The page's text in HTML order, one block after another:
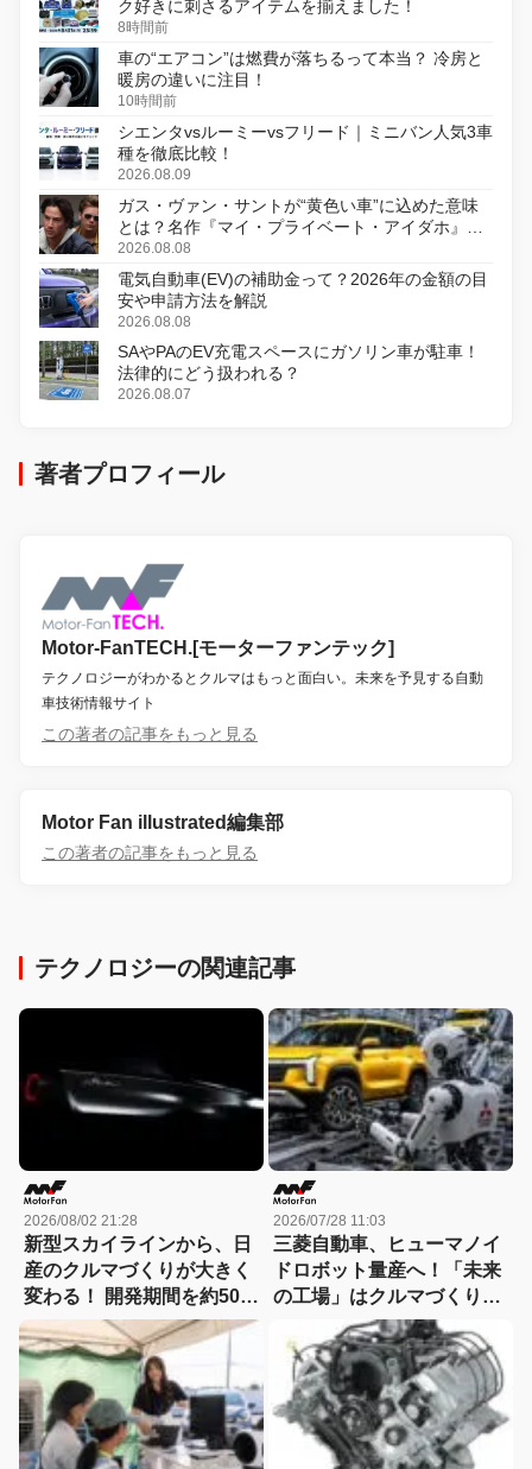
ク好きに刺さるアイテムを揃えました！
8時間前
車の“エアコン”は燃費が落ちるって本当？ 冷房と
暖房の違いに注目！
10時間前
シエンタvsルーミーvsフリード｜ミニバン人気3車
種を徹底比較！
2026.08.09
ガス・ヴァン・サントが“黄色い車”に込めた意味
とは？名作『マイ・プライベート・アイダホ』が
初のデジタルリマスター版で復活
2026.08.08
電気自動車(EV)の補助金って？2026年の金額の目
安や申請方法を解説
2026.08.08
SAやPAのEV充電スペースにガソリン車が駐車！
法律的にどう扱われる？
2026.08.07
著者プロフィール
Motor-FanTECH.[モーターファンテック]
テクノロジーがわかるとクルマはもっと面白い。未来を予見する自動
車技術情報サイト
この著者の記事をもっと見る
Motor Fan illustrated編集部
この著者の記事をもっと見る
テクノロジーの関連記事
2026/08/02 21:28
新型スカイラインから、日
産のクルマづくりが大きく
変わる！ 開発期間を約50か
月から30か月へと大幅短縮
2026/07/28 11:03
三菱自動車、ヒューマノイ
ドロボット量産へ！「未来
の工場」はクルマづくりを
どう変えるのか